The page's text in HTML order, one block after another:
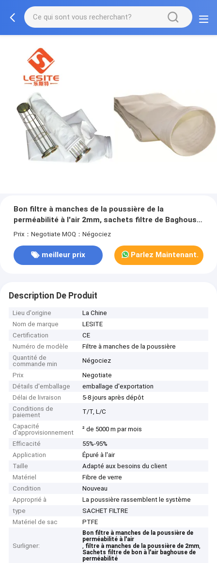
Bon filtre à manches de la poussière de la
perméabilité à l'air 2mm, sachets filtre de Baghouse
blancs
Prix：Negotiate MOQ：Négociez
meilleur prix Parlez Maintenant.
Description De Produit
Lieu d'origine
La Chine
Nom de marque
LESITE
Certification
CE
Numéro de modèle
Filtre à manches de la poussière
Quantité de
commande min
Négociez
Prix
Negotiate
Détails d'emballage
emballage d'exportation
Délai de livraison
5-8 jours après dépôt
Conditions de
paiement
T/T, L/C
Capacité
d'approvisionnement
² de 5000 m par mois
Efficacité
55%-95%
Application
Épuré à l'air
Taille
Adapté aux besoins du client
Matériel
Fibre de verre
Condition
Nouveau
Approprié à
La poussière rassemblent le système
type
SACHET FILTRE
Matériel de sac
PTFE
Surligner:
Bon filtre à manches de la poussière de
perméabilité à l'air
, filtre à manches de la poussière de 2mm,
Sachets filtre de bon à l'air baghouse de
perméabilité